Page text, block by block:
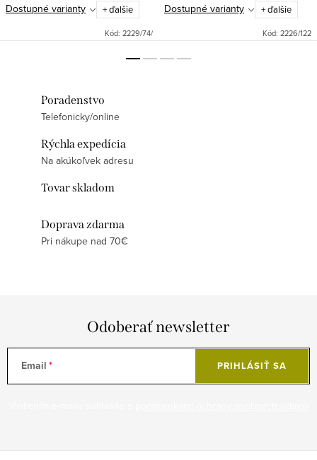
Dostupné varianty + ďalšie
Kód: 2229/74/
Dostupné varianty + ďalšie
Kód: 2226/122
Poradenstvo
Telefonicky/online
Rýchla expedícia
Na akúkoľvek adresu
Tovar skladom
Doprava zdarma
Pri nákupe nad 70€
Odoberať newsletter
Email PRIHLÁSIŤ SA